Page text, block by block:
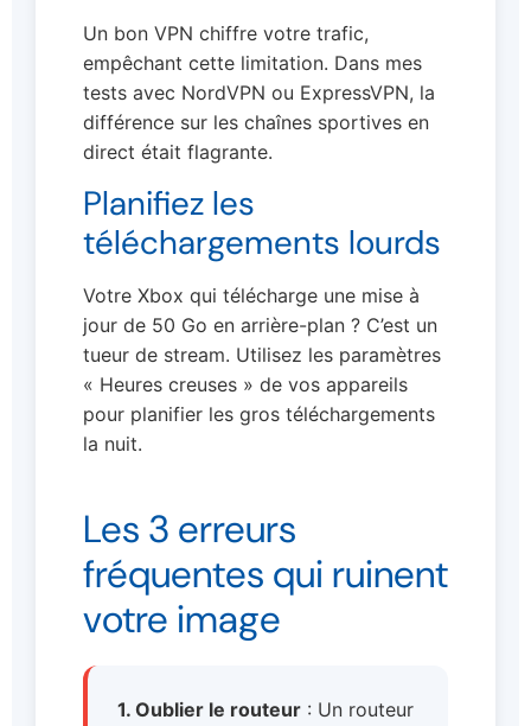
Un bon VPN chiffre votre trafic,
empêchant cette limitation. Dans mes
tests avec NordVPN ou ExpressVPN, la
différence sur les chaînes sportives en
direct était flagrante.
Planifiez les
téléchargements lourds
Votre Xbox qui télécharge une mise à
jour de 50 Go en arrière-plan ? C’est un
tueur de stream. Utilisez les paramètres
« Heures creuses » de vos appareils
pour planifier les gros téléchargements
la nuit.
Les 3 erreurs
fréquentes qui ruinent
votre image
1. Oublier le routeur : Un routeur